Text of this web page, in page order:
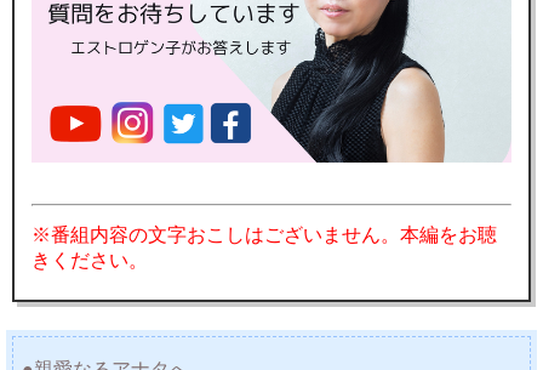
※番組内容の文字おこしはございません。本編をお聴
きください。